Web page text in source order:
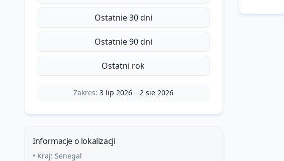
Ostatnie 30 dni
Ostatnie 90 dni
Ostatni rok
Zakres: 3 lip 2026– 2 sie 2026
Informacje o lokalizacji
• Kraj: Senegal